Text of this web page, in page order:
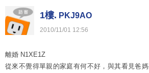
1樓. PKJ9AO
2010/11/01 12:56
離婚 N1XE1Z
從來不覺得單親的家庭有何不好，與其看見爸